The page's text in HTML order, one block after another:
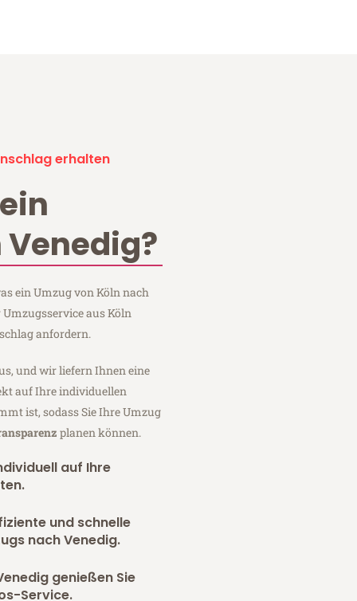
erhalten
Venedig?
ein Umzug von Köln nach
Umzugsservice aus Köln
anfordern.
und wir liefern Ihnen eine
auf Ihre individuellen
ist, sodass Sie Ihre Umzug
planen können.
auf Ihre
und schnelle
nach Venedig.
genießen Sie
Service.